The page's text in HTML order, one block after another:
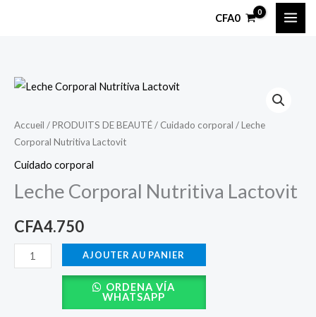
CFA0
Accueil /PRODUITS DE BEAUTÉ/ Cuidado corporal / Leche
Corporal Nutritiva Lactovit
Cuidado corporal
Leche Corporal Nutritiva Lactovit
CFA4.750
quantité
Leche
Corporal
Nutritiva
AJOUTER AU PANIER
ORDENA VÍA
WHATSAPP